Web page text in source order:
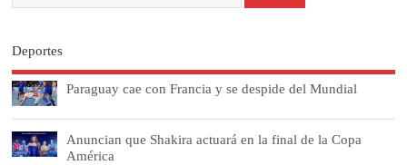
Deportes
Paraguay cae con Francia y se despide del Mundial
Anuncian que Shakira actuará en la final de la Copa
América